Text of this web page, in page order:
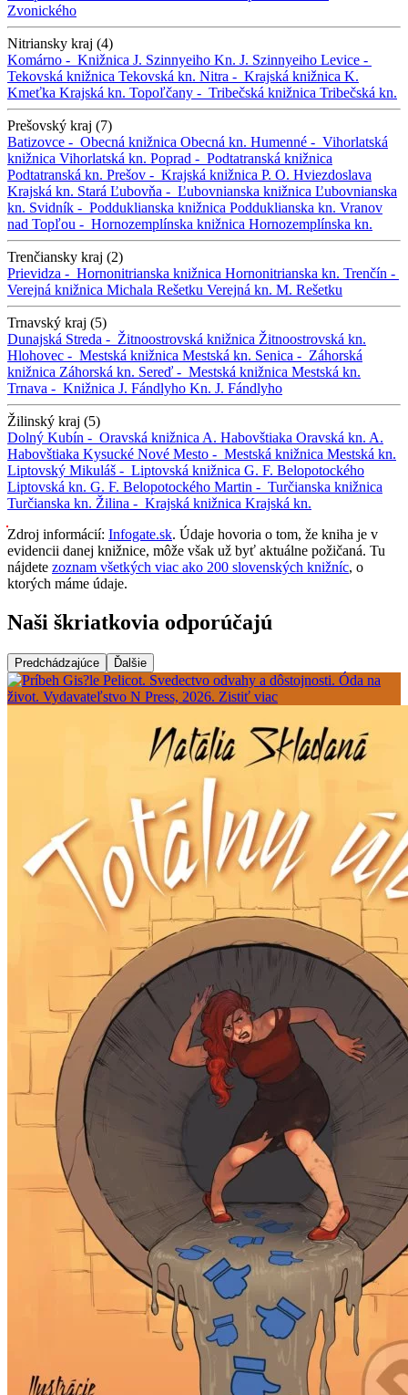
Zvonického
Nitriansky kraj (4)
Komárno - Knižnica J. Szinnyeiho Kn. J. Szinnyeiho Levice -
Tekovská knižnica Tekovská kn. Nitra - Krajská knižnica K.
Kmeťka Krajská kn. Topoľčany - Tribečská knižnica Tribečská kn.
Prešovský kraj (7)
Batizovce - Obecná knižnica Obecná kn. Humenné - Vihorlatská
knižnica Vihorlatská kn. Poprad - Podtatranská knižnica
Podtatranská kn. Prešov - Krajská knižnica P. O. Hviezdoslava
Krajská kn. Stará Ľubovňa - Ľubovnianska knižnica Ľubovnianska
kn. Svidník - Podduklianska knižnica Podduklianska kn. Vranov
nad Topľou - Hornozemplínska knižnica Hornozemplínska kn.
Trenčiansky kraj (2)
Prievidza - Hornonitrianska knižnica Hornonitrianska kn. Trenčín -
Verejná knižnica Michala Rešetku Verejná kn. M. Rešetku
Trnavský kraj (5)
Dunajská Streda - Žitnoostrovská knižnica Žitnoostrovská kn.
Hlohovec - Mestská knižnica Mestská kn. Senica - Záhorská
knižnica Záhorská kn. Sereď - Mestská knižnica Mestská kn.
Trnava - Knižnica J. Fándlyho Kn. J. Fándlyho
Žilinský kraj (5)
Dolný Kubín - Oravská knižnica A. Habovštiaka Oravská kn. A.
Habovštiaka Kysucké Nové Mesto - Mestská knižnica Mestská kn.
Liptovský Mikuláš - Liptovská knižnica G. F. Belopotockého
Liptovská kn. G. F. Belopotockého Martin - Turčianska knižnica
Turčianska kn. Žilina - Krajská knižnica Krajská kn.
Zdroj informácií: Infogate.sk. Údaje hovoria o tom, že kniha je v
evidencii danej knižnice, môže však už byť aktuálne požičaná. Tu
nájdete zoznam všetkých viac ako 200 slovenských knižníc, o
ktorých máme údaje.
Naši škriatkovia odporúčajú
Predchádzajúce Ďalšie